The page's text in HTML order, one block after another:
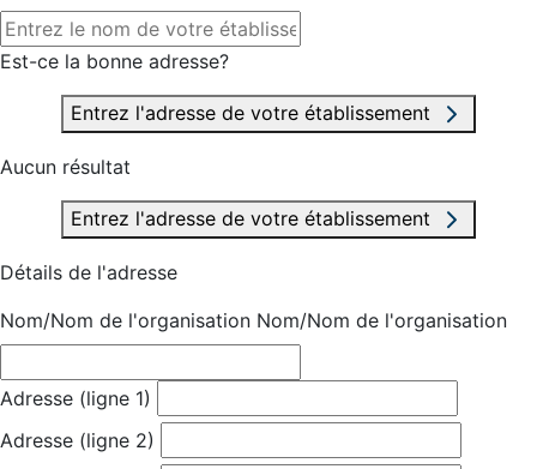
Est-ce la bonne adresse?
Entrez l'adresse de votre établissement
Aucun résultat
Entrez l'adresse de votre établissement
Détails de l'adresse
Nom/Nom de l'organisation Nom/Nom de l'organisation
Adresse (ligne 1)
Adresse (ligne 2)